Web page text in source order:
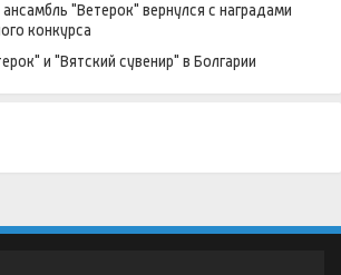
"Ветерок" вернулся с наградами
конкурса
и "Вятский сувенир" в Болгарии